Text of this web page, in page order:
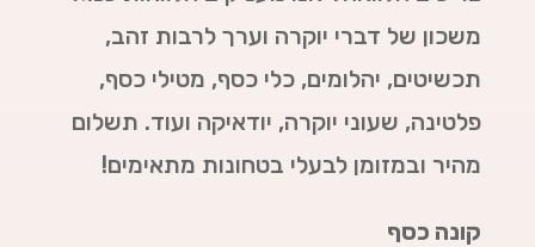
משכון של דברי יוקרה וערך לרבות זהב,
תכשיטים, יהלומים, כלי כסף, מטילי כסף,
פלטינה, שעוני יוקרה, יודאיקה ועוד. תשלום
מהיר ובמזומן לבעלי בטחונות מתאימים!
קונה כסף